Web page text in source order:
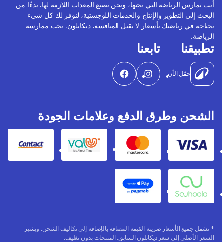
أنت تمارس الرياضة التي تحبها، ونحن نصنع المعدات اللازمة لها. بدءًا من
البحث إلى التطوير والإنتاج والخدمات اللوجستية، لنوفر لك كل شيء
تحتاجه في رياضتك بأسعار لا تقبل المنافسة. ديكاتلون. نحب ممارسة
الرياضة.
تطبيقنا
حمّل الأن
تابعنا
الشحن وطرق الدفع وعلامات الجودة
Visa
Mastercard
Valu
Contact
Souhoola
Apple Pay
* تشمل جميع الأسعار ضريبة القيمة المضافة بالإضافة إلى تكاليف الشحن. ويشير
السعر الأصلي إلى سعر ديكاتلون السابق. المنتجات بدون تغليف.